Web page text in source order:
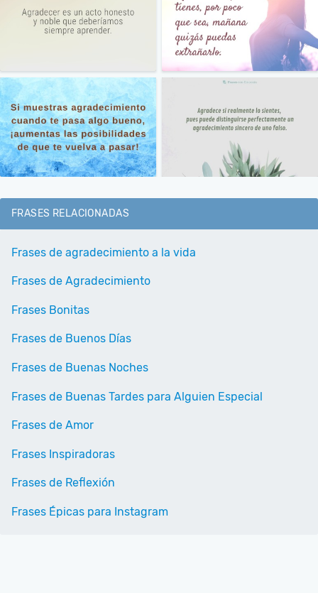
FRASES RELACIONADAS
Frases de agradecimiento a la vida
Frases de Agradecimiento
Frases Bonitas
Frases de Buenos Días
Frases de Buenas Noches
Frases de Buenas Tardes para Alguien Especial
Frases de Amor
Frases Inspiradoras
Frases de Reflexión
Frases Épicas para Instagram